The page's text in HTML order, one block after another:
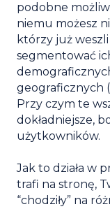
podobne
niemu możesz
którzy już
segmentować
geograficznych
Przy czym te
dokładniejsze,
użytkowników.
Jak to działa w
trafi na stronę,
“chodziły” na